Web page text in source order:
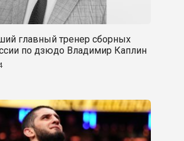
главный тренер сборных
по дзюдо Владимир Каплин